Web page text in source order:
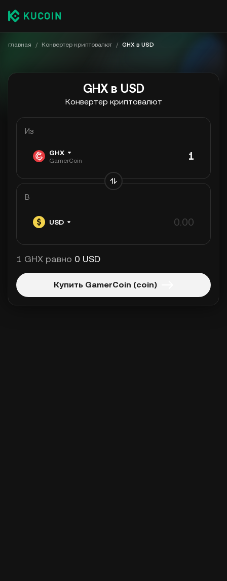
главная / Конвертер криптовалют / GHX в USD
GHX в USD
Конвертер криптовалют
Из
GHX
GamerCoin
В
USD
1 GHX равно 0 USD
Купить GamerCoin (coin)